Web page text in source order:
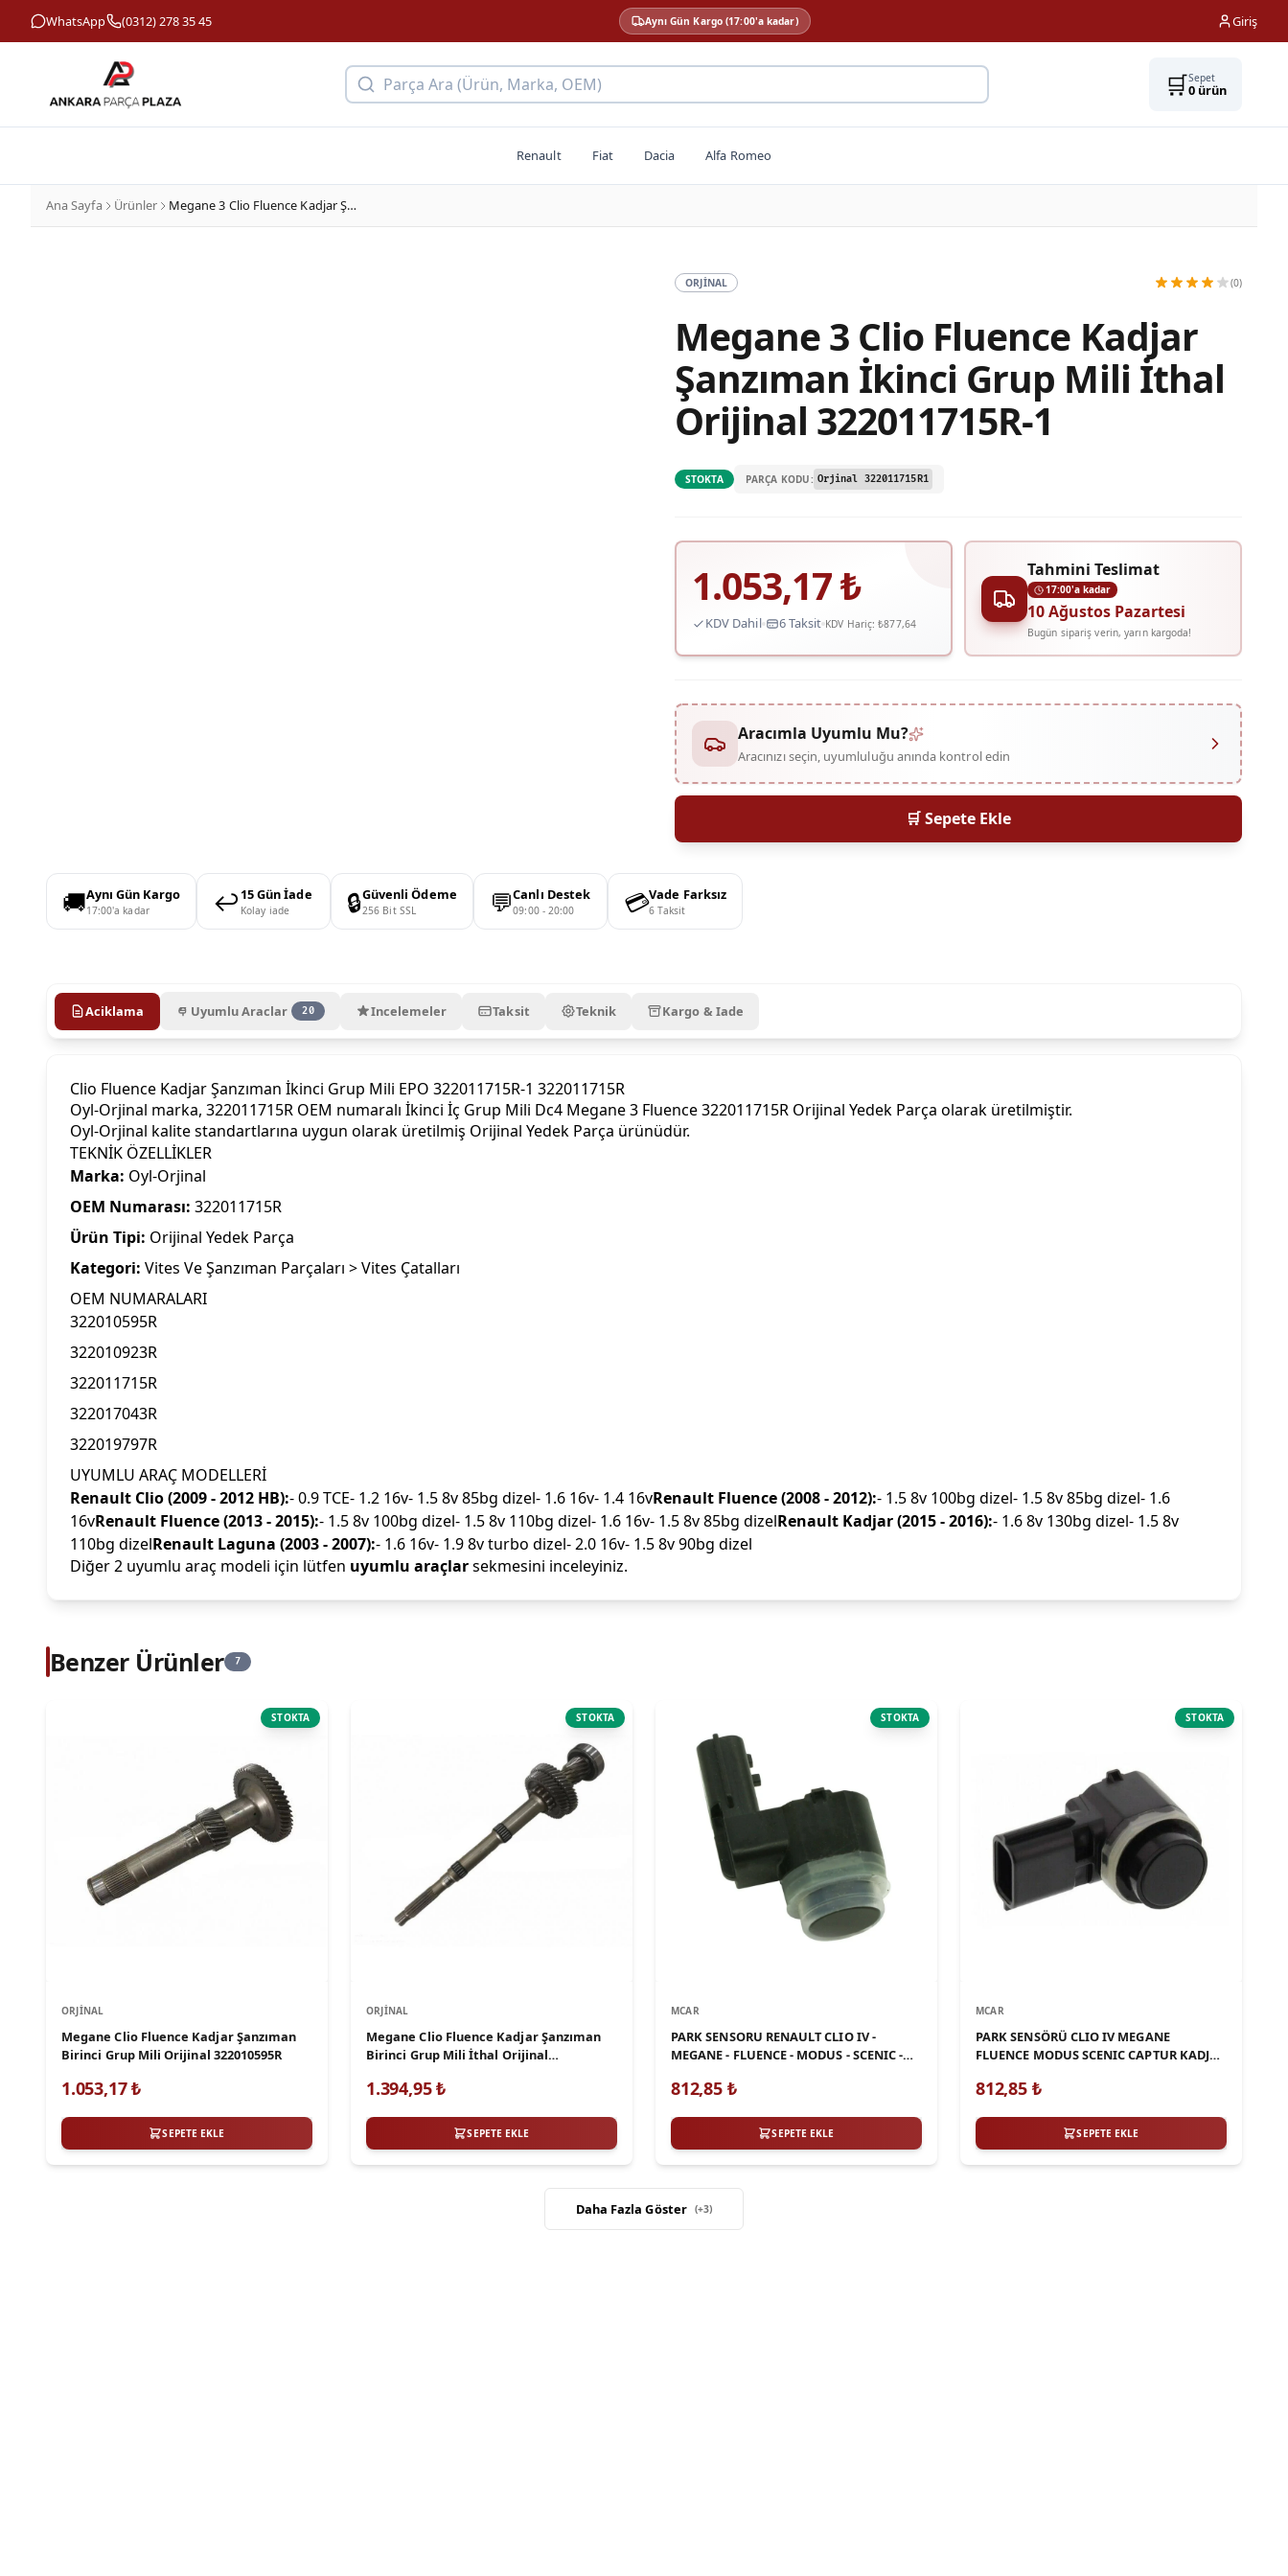
WhatsApp (0312) 278 35 45 Aynı Gün Kargo (17:00'a kadar) Giriş
Parça Ara (Ürün, Marka, OEM) 🛒Sepet
0ürün
Renault Fiat Dacia Alfa Romeo
Ana Sayfa Ürünler Megane 3 Clio Fluence Kadjar Şanzıman İkinci Grup Mili İthal Orijinal 322011715R-1
ORJINAL (0)
Megane 3 Clio Fluence Kadjar
Şanzıman İkinci Grup Mili İthal
Orijinal 322011715R-1
STOKTA PARÇA KODU: Orjinal 322011715R1
1.053,17₺
KDV Dahil 6 Taksit KDV Hariç:₺877,64
Tahmini Teslimat
17:00'a kadar
10 Ağustos Pazartesi
Bugün sipariş verin, yarın kargoda!
Aracımla Uyumlu Mu?
Aracınızı seçin, uyumluluğu anında kontrol edin
🛒 Sepete Ekle
🚚Aynı Gün Kargo
17:00'a kadar ↩️ 15 Gün İade
Kolay iade 🔒Güvenli Ödeme
256 Bit SSL 💬Canlı Destek
09:00 - 20:00 💳Vade Farksız
6 Taksit
Aciklama Uyumlu Araclar 20 Incelemeler Taksit Teknik Kargo & Iade
Clio Fluence Kadjar Şanzıman İkinci Grup Mili EPO 322011715R-1 322011715R
Oyl-Orjinal marka, 322011715R OEM numaralı İkinci İç Grup Mili Dc4 Megane 3 Fluence 322011715R Orijinal Yedek Parça olarak üretilmiştir.
Oyl-Orjinal kalite standartlarına uygun olarak üretilmiş Orijinal Yedek Parça ürünüdür.
TEKNİK ÖZELLİKLER
Marka: Oyl-Orjinal
OEM Numarası: 322011715R
Ürün Tipi: Orijinal Yedek Parça
Kategori: Vites Ve Şanzıman Parçaları > Vites Çatalları
OEM NUMARALARI
322010595R
322010923R
322011715R
322017043R
322019797R
UYUMLU ARAÇ MODELLERİ
Renault Clio (2009 - 2012 HB):- 0.9 TCE- 1.2 16v- 1.5 8v 85bg dizel- 1.6 16v- 1.4 16vRenault Fluence (2008 - 2012):- 1.5 8v 100bg dizel- 1.5 8v 85bg dizel- 1.6
16vRenault Fluence (2013 - 2015):- 1.5 8v 100bg dizel- 1.5 8v 110bg dizel- 1.6 16v- 1.5 8v 85bg dizelRenault Kadjar (2015 - 2016):- 1.6 8v 130bg dizel- 1.5 8v
110bg dizelRenault Laguna (2003 - 2007):- 1.6 16v- 1.9 8v turbo dizel- 2.0 16v- 1.5 8v 90bg dizel
Diğer 2 uyumlu araç modeli için lütfen uyumlu araçlarsekmesini inceleyiniz.
Benzer Ürünler 7
STOKTA
ORJINAL
Megane Clio Fluence Kadjar Şanzıman
Birinci Grup Mili Orijinal 322010595R
1.053,17₺
SEPETE EKLE
STOKTA
ORJINAL
Megane Clio Fluence Kadjar Şanzıman
Birinci Grup Mili İthal Orijinal
1.394,95₺
SEPETE EKLE
STOKTA
MCAR
PARK SENSORU RENAULT CLIO IV -
MEGANE - FLUENCE - MODUS - SCENIC -
812,85₺
SEPETE EKLE
STOKTA
MCAR
PARK SENSÖRÜ CLIO IV MEGANE
FLUENCE MODUS SCENIC CAPTUR KADJAR
812,85₺
SEPETE EKLE
Daha Fazla Göster (+3)